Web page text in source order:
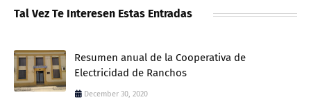
Tal Vez Te Interesen Estas Entradas
Resumen anual de la Cooperativa de
Electricidad de Ranchos
December 30, 2020